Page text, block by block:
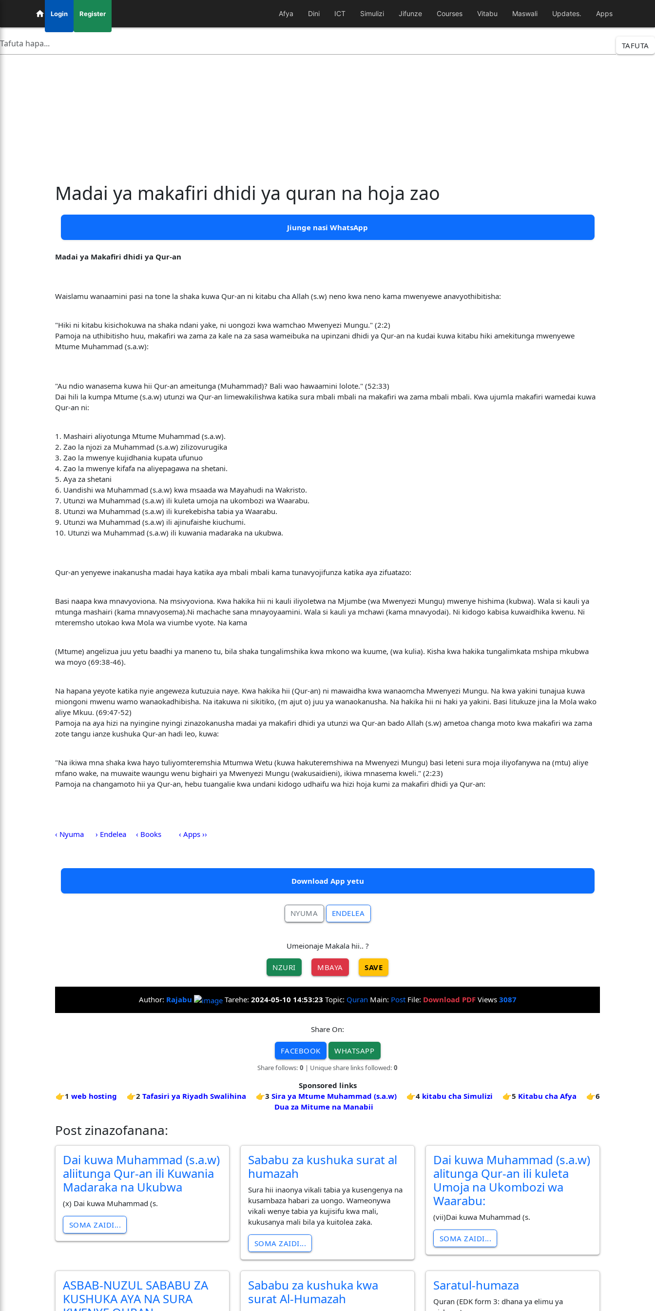
Login Register Afya Dini ICT Simulizi Jifunze Courses Vitabu Maswali Updates. Apps
TAFUTA
Madai ya makafiri dhidi ya quran na hoja zao
Jiunge nasi WhatsApp
Madai ya Makafiri dhidi ya Qur-an
Waislamu wanaamini pasi na tone la shaka kuwa Qur-an ni kitabu cha Allah (s.w) neno kwa neno kama mwenyewe anavyothibitisha:
"Hiki ni kitabu kisichokuwa na shaka ndani yake, ni uongozi kwa wamchao Mwenyezi Mungu." (2:2)
Pamoja na uthibitisho huu, makafiri wa zama za kale na za sasa wameibuka na upinzani dhidi ya Qur-an na kudai kuwa kitabu hiki amekitunga mwenyewe
Mtume Muhammad (s.a.w):
"Au ndio wanasema kuwa hii Qur-an ameitunga (Muhammad)? Bali wao hawaamini lolote." (52:33)
Dai hili la kumpa Mtume (s.a.w) utunzi wa Qur-an limewakilishwa katika sura mbali mbali na makafiri wa zama mbali mbali. Kwa ujumla makafiri wamedai kuwa
Qur-an ni:
1. Mashairi aliyotunga Mtume Muhammad (s.a.w).
2. Zao la njozi za Muhammad (s.a.w) zilizovurugika
3. Zao la mwenye kujidhania kupata ufunuo
4. Zao la mwenye kifafa na aliyepagawa na shetani.
5. Aya za shetani
6. Uandishi wa Muhammad (s.a.w) kwa msaada wa Mayahudi na Wakristo.
7. Utunzi wa Muhammad (s.a.w) ili kuleta umoja na ukombozi wa Waarabu.
8. Utunzi wa Muhammad (s.a.w) ili kurekebisha tabia ya Waarabu.
9. Utunzi wa Muhammad (s.a.w) ili ajinufaishe kiuchumi.
10. Utunzi wa Muhammad (s.a.w) ili kuwania madaraka na ukubwa.
Qur-an yenyewe inakanusha madai haya katika aya mbali mbali kama tunavyojifunza katika aya zifuatazo:
Basi naapa kwa mnavyoviona. Na msivyoviona. Kwa hakika hii ni kauli iliyoletwa na Mjumbe (wa Mwenyezi Mungu) mwenye hishima (kubwa). Wala si kauli ya
mtunga mashairi (kama mnavyosema).Ni machache sana mnayoyaamini. Wala si kauli ya mchawi (kama mnavyodai). Ni kidogo kabisa kuwaidhika kwenu. Ni
mteremsho utokao kwa Mola wa viumbe vyote. Na kama
(Mtume) angelizua juu yetu baadhi ya maneno tu, bila shaka tungalimshika kwa mkono wa kuume, (wa kulia). Kisha kwa hakika tungalimkata mshipa mkubwa
wa moyo (69:38-46).
Na hapana yeyote katika nyie angeweza kutuzuia naye. Kwa hakika hii (Qur-an) ni mawaidha kwa wanaomcha Mwenyezi Mungu. Na kwa yakini tunajua kuwa
miongoni mwenu wamo wanaokadhibisha. Na itakuwa ni sikitiko, (m ajut o) juu ya wanaokanusha. Na hakika hii ni haki ya yakini. Basi litukuze jina la Mola wako
aliye Mkuu. (69:47-52)
Pamoja na aya hizi na nyingine nyingi zinazokanusha madai ya makafiri dhidi ya utunzi wa Qur-an bado Allah (s.w) ametoa changa moto kwa makafiri wa zama
zote tangu ianze kushuka Qur-an hadi leo, kuwa:
"Na ikiwa mna shaka kwa hayo tuliyomteremshia Mtumwa Wetu (kuwa hakuteremshiwa na Mwenyezi Mungu) basi leteni sura moja iliyofanywa na (mtu) aliye
mfano wake, na muwaite waungu wenu bighairi ya Mwenyezi Mungu (wakusaidieni), ikiwa mnasema kweli." (2:23)
Pamoja na changamoto hii ya Qur-an, hebu tuangalie kwa undani kidogo udhaifu wa hizi hoja kumi za makafiri dhidi ya Qur-an:
‹ Nyuma › Endelea ‹ Books ‹ Apps ››
Download App yetu
NYUMA ENDELEA
Umeionaje Makala hii.. ?
NZURI MBAYA SAVE
Author: Rajabu Tarehe: 2024-05-10 14:53:23 Topic: Quran Main: PostFile: Download PDFViews 3087
Share On:
FACEBOOK WHATSAPP
Share follows: 0 | Unique share links followed: 0
Sponsored links
👉1 web hosting 👉2 Tafasiri ya Riyadh Swalihina 👉3 Sira ya Mtume Muhammad (s.a.w) 👉4 kitabu cha Simulizi 👉5 Kitabu cha Afya
👉6
Dua za Mitume na Manabii
Post zinazofanana:
Dai kuwa Muhammad (s.a.w)
aliitunga Qur-an ili Kuwania
Madaraka na Ukubwa
(x) Dai kuwa Muhammad (s.
SOMA ZAIDI...
Sababu za kushuka surat al
humazah
Sura hii inaonya vikali tabia ya kusengenya na
kusambaza habari za uongo. Wameonywa
vikali wenye tabia ya kujisifu kwa mali,
kukusanya mali bila ya kuitolea zaka.
SOMA ZAIDI...
Dai kuwa Muhammad (s.a.w)
alitunga Qur-an ili kuleta
Umoja na Ukombozi wa
Waarabu:
(vii)Dai kuwa Muhammad (s.
SOMA ZAIDI...
ASBAB-NUZUL SABABU ZA
KUSHUKA AYA NA SURA
Sababu za kushuka kwa
surat Al-Humazah
Saratul-humaza
Quran (EDK form 3: dhana ya elimu ya